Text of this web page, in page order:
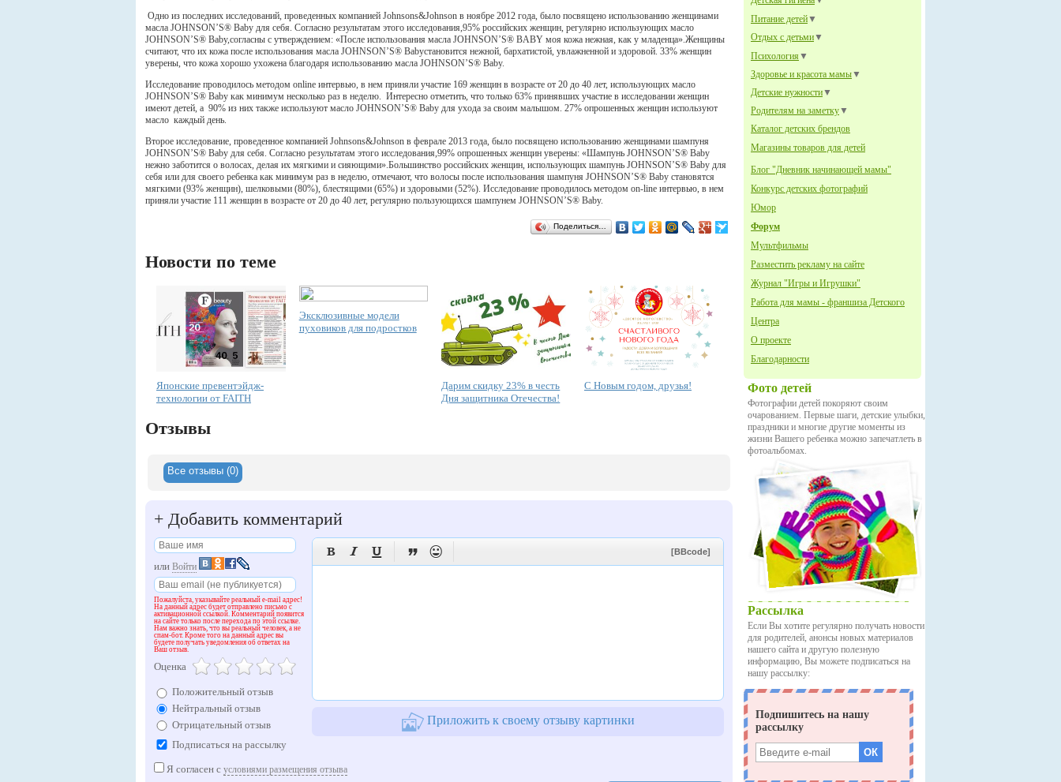
Питание детей▼
Отдых с детьми▼
Психология ▼
Здоровье и красота мамы▼
Детские нужности▼
Родителям на заметку▼
Каталог детских брендов
Магазины товаров для детей
Блог "Дневник начинающей мамы"
Конкурс детских фотографий
Юмор
Форум
Мультфильмы
Разместить рекламу на сайте
Журнал "Игры и Игрушки"
Работа для мамы - франшиза Детского
Центра
О проекте
Благодарности
Фото детей
Фотографии детей покоряют своим
очарованием. Первые шаги, детские улыбки,
праздники и многие другие моменты из
жизни Вашего ребенка можно запечатлеть в
фотоальбомах.
Рассылка
Если Вы хотите регулярно получать новости
для родителей, анонсы новых материалов
нашего сайта и другую полезную
информацию, Вы можете подписаться на
нашу рассылку:
Одно из последних исследований, проведенных компанией Johnsons&Johnson в ноябре 2012 года, было посвящено использованию женщинами
масла JOHNSON’S® Baby для себя. Согласно результатам этого исследования,95% российских женщин, регулярно использующих масло
JOHNSON’S® Baby,согласны с утверждением: «После использования масла JOHNSON’S® BABY моя кожа нежная, как у младенца».Женщины
считают, что их кожа после использования масла JOHNSON’S® Babустановится нежной, бархатистой, увлажненной и здоровой. 33% женщин
уверены, что кожа хорошо ухожена благодаря использованию масла JOHNSON’S® Babу.
Исследование проводилось методом online интервью, в нем приняли участие 169 женщин в возрасте от 20 до 40 лет, использующих масло
JOHNSON’S® Baby как минимум несколько раз в неделю. Интересно отметить, что только 63% принявших участие в исследовании женщин
имеют детей, а 90% из них также используют масло JOHNSON’S® Babу для ухода за своим малышом. 27% опрошенных женщин используют
масло каждый день.
Второе исследование, проведенное компанией Johnsons&Johnson в феврале 2013 года, было посвящено использованию женщинами шампуня
JOHNSON’S® Baby для себя. Согласно результатам этого исследования,99% опрошенных женщин уверены: «Шампунь JOHNSON’S® Babу
нежно заботится о волосах, делая их мягкими и сияющими».Большинство российских женщин, использующих шампунь JOHNSON’S® Babу для
себя или для своего ребенка как минимум раз в неделю, отмечают, что волосы после использования шампуня JOHNSON’S® Babу становятся
мягкими (93% женщин), шелковыми (80%), блестящими (65%) и здоровыми (52%). Исследование проводилось методом on-line интервью, в нем
приняли участие 111 женщин в возрасте от 20 до 40 лет, регулярно пользующихся шампунем JOHNSON’S® Babу.
Поделиться…
Новости по теме
Японские превентэйдж-
технологии от FAITH
Эксклюзивные модели
пуховиков для подростков
Дарим скидку 23% в честь
Дня защитника Отечества!
С Новым годом, друзья!
Отзывы
Все отзывы (0)
+ Добавить комментарий
или Войти
Пожалуйста, указывайте реальный e-mail адрес!
На данный адрес будет отправлено письмо с
активационной ссылкой. Комментарий появится
на сайте только после перехода по этой ссылке.
Нам важно знать, что вы реальный человек, а не
спам-бот. Кроме того на данный адрес вы
будете получать уведомления об ответах на
Ваш отзыв.
Оценка
Положительный отзыв
Нейтральный отзыв
Отрицательный отзыв
Подписаться на рассылку
     [BBcode]
Приложить к своему отзыву картинки
Я согласен с условиями размещения отзыва